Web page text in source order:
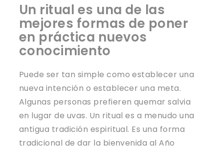
Un ritual es una de las
mejores formas de poner
en práctica nuevos
conocimiento
Puede ser tan simple como establecer una
nueva intención o establecer una meta.
Algunas personas prefieren quemar salvia
en lugar de uvas. Un ritual es a menudo una
antigua tradición espiritual. Es una forma
tradicional de dar la bienvenida al Año